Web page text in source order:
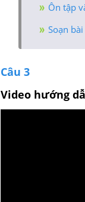
Ôn tập
Soạn
Câu 3
Video hướng